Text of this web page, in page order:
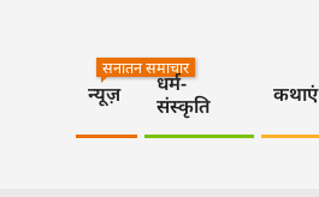
न्यूज़
सनातन समाचार
धर्म-
संस्कृति
कथाएं